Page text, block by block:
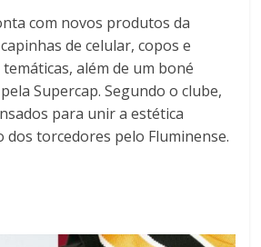
com novos produtos da
de celular, copos e
além de um boné
Supercap. Segundo o clube,
para unir a estética
dos torcedores pelo Fluminense.